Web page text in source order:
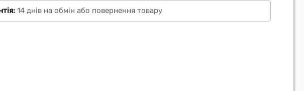
14 днів на обмін або повернення товару